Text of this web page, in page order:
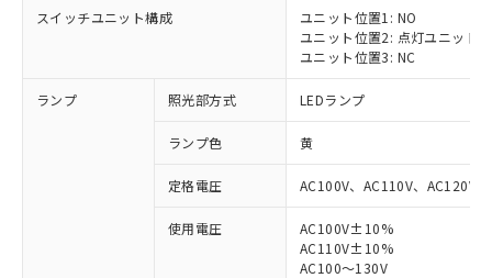
スイッチユニット構成
ユニット位置1: NO
ユニット位置2: 点灯ユニット
ユニット位置3: NC
ランプ 照光部方式 LEDランプ
ランプ色 黄
定格電圧 AC100V、AC110V、AC120V
使用電圧
AC100V±10%
AC110V±10%
AC100～130V